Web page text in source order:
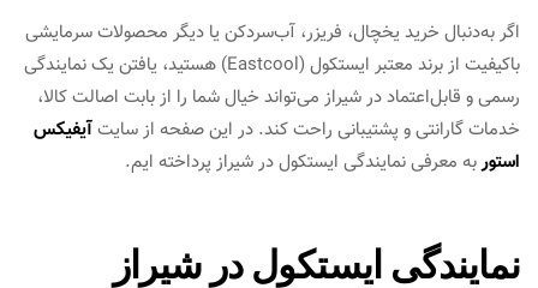
اگر به‌دنبال خرید یخچال، فریزر، آب‌سردکن یا دیگر محصولات سرمایشی
باکیفیت از برند معتبر ایستکول (Eastcool) هستید، یافتن یک نمایندگی
رسمی و قابل‌اعتماد در شیراز می‌تواند خیال شما را از بابت اصالت کالا،
خدمات گارانتی و پشتیبانی راحت کند. در این صفحه از سایتآیفیکس
استوربه معرفی نمایندگی ایستکول در شیراز پرداخته ایم.
نمایندگی ایستکول در شیراز